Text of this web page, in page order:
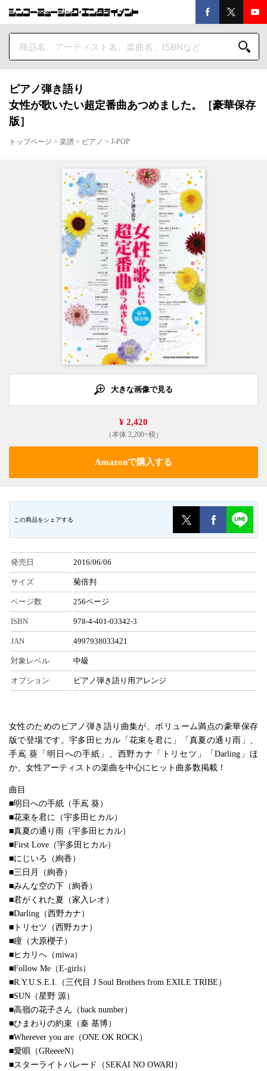
ピアノ弾き語り
女性が歌いたい超定番曲あつめました。［豪華保存
版］
トップページ > 楽譜 > ピアノ > J-POP
大きな画像で見る
¥ 2,420
（本体 2,200+税）
Amazonで購入する
この商品をシェアする
発売日 2016/06/06
サイズ 菊倍判
ページ数 256ページ
ISBN 978-4-401-03342-3
JAN 4997938033421
対象レベル 中級
オプション ピアノ弾き語り用アレンジ
女性のためのピアノ弾き語り曲集が、ボリューム満点の豪華保存
版で登場です。宇多田ヒカル「花束を君に」「真夏の通り雨」、
手嶌 葵「明日への手紙」、西野カナ「トリセツ」「Darling」ほ
か、女性アーティストの楽曲を中心にヒット曲多数掲載！
曲目
■明日への手紙（手嶌 葵）
■花束を君に（宇多田ヒカル）
■真夏の通り雨（宇多田ヒカル）
■First Love（宇多田ヒカル）
■にじいろ（絢香）
■三日月（絢香）
■みんな空の下（絢香）
■君がくれた夏（家入レオ）
■Darling（西野カナ）
■トリセツ（西野カナ）
■瞳（大原櫻子）
■ヒカリへ（miwa）
■Follow Me（E-girls）
■R.Y.U.S.E.I.（三代目 J Soul Brothers from EXILE TRIBE）
■SUN（星野 源）
■高嶺の花子さん（back number）
■ひまわりの約束（秦 基博）
■Wherever you are（ONE OK ROCK）
■愛唄（GReeeeN）
■スターライトパレード（SEKAI NO OWARI）